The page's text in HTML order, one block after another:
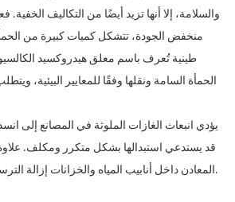
والسلامة، إلا أنها تزيد أيضًا من التكاليف الخفية.
منخفض الجودة، تتشكل كميات كبيرة من
طينية تُعرف باسم معلق هيدروكسيد
الحمأة السامة ونقلها وفقًا للمعايير البيئية،
يؤدي انبعاث الغازات الملوثة في المصانع إلى
قد يستدعي استبدالها بشكل متكرر ومكلف.
المعادن داخل أنابيب المياه والخزانات إزالة الترسبات للحفاظ على كفاءتها.